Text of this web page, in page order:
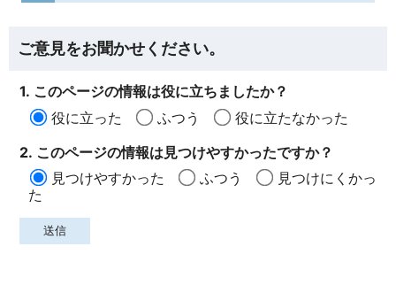
ご意見をお聞かせください。
1. このページの情報は役に立ちましたか？
役に立った
ふつう
役に立たなかった
2. このページの情報は見つけやすかったですか？
見つけやすかった
ふつう
見つけにくかっ
た